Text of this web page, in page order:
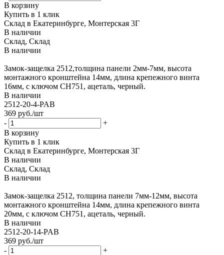
В корзину
Купить в 1 клик
Склад в Екатеринбурге, Монтерская 3Г
В наличии
Склад, Склад
В наличии
Замок-защелка 2512,толщина панели 2мм-7мм, высота
монтажного кронштейна 14мм, длина крепежного винта
16мм, с ключом CH751, ацеталь, черный.
В наличии
2512-20-4-PAB
369 руб./шт
-
+
В корзину
Купить в 1 клик
Склад в Екатеринбурге, Монтерская 3Г
В наличии
Склад, Склад
В наличии
Замок-защелка 2512, толщина панели 7мм-12мм, высота
монтажного кронштейна 14мм, длина крепежного винта
20мм, с ключом CH751, ацеталь, черный.
В наличии
2512-20-14-PAB
369 руб./шт
-
+